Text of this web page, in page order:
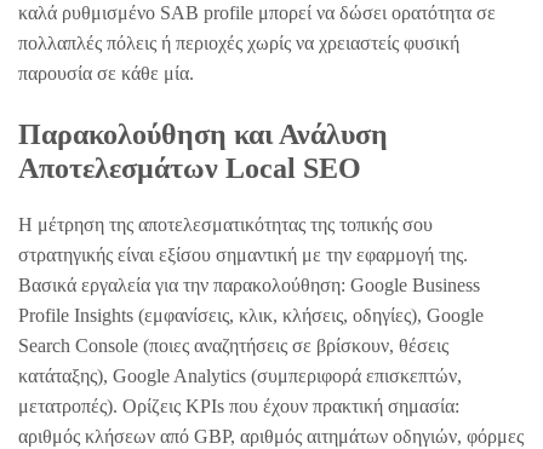
καλά ρυθμισμένο SAB profile μπορεί να δώσει ορατότητα σε
πολλαπλές πόλεις ή περιοχές χωρίς να χρειαστείς φυσική
παρουσία σε κάθε μία.
Παρακολούθηση και Ανάλυση
Αποτελεσμάτων Local SEO
Η μέτρηση της αποτελεσματικότητας της τοπικής σου
στρατηγικής είναι εξίσου σημαντική με την εφαρμογή της.
Βασικά εργαλεία για την παρακολούθηση: Google Business
Profile Insights (εμφανίσεις, κλικ, κλήσεις, οδηγίες), Google
Search Console (ποιες αναζητήσεις σε βρίσκουν, θέσεις
κατάταξης), Google Analytics (συμπεριφορά επισκεπτών,
μετατροπές). Ορίζεις KPIs που έχουν πρακτική σημασία:
αριθμός κλήσεων από GBP, αριθμός αιτημάτων οδηγιών, φόρμες